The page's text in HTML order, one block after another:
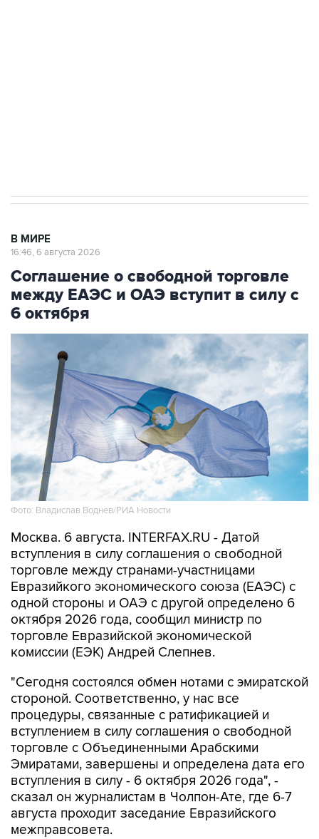
В МИРЕ
16:46, 6 августа 2026
Соглашение о свободной торговле
между ЕАЭС и ОАЭ вступит в силу с
6 октября
Фото: Владислав Воднев/РИА Новости
Москва. 6 августа. INTERFAX.RU - Датой
вступления в силу соглашения о свободной
торговле между странами-участницами
Евразийкого экономического союза (ЕАЭС) с
одной стороны и ОАЭ с другой определено 6
октября 2026 года, сообщил министр по
торговле Евразийской экономической
комиссии (ЕЭК) Андрей Слепнев.
"Сегодня состоялся обмен нотами с эмиратской
стороной. Соответственно, у нас все
процедуры, связанные с ратификацией и
вступлением в силу соглашения о свободной
торговле с Объединенными Арабскими
Эмиратами, завершены и определена дата его
вступления в силу - 6 октября 2026 года", -
сказал он журналистам в Чолпон-Ате, где 6-7
августа проходит заседание Евразийского
межправсовета.